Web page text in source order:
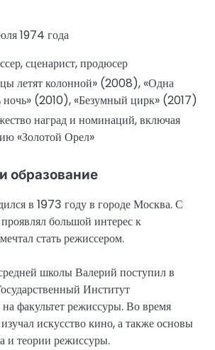
1974 года
сценарист, продюсер
летят колонной» (2008), «Одна
(2010), «Безумный цирк» (2017)
наград и номинаций, включая
«Золотой Орел»
образование
в 1973 году в городе Москва. С
большой интерес к
стать режиссером.
школы Валерий поступил в
Институт
факультет режиссуры. Во время
искусство кино, а также основы
и теории режиссуры.